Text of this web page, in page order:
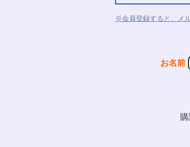
※会員登録すると、メ
お名前